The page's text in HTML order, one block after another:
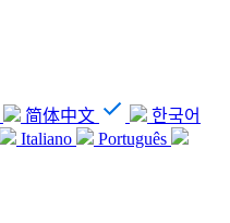
简体中文
한국어
Italiano
Português